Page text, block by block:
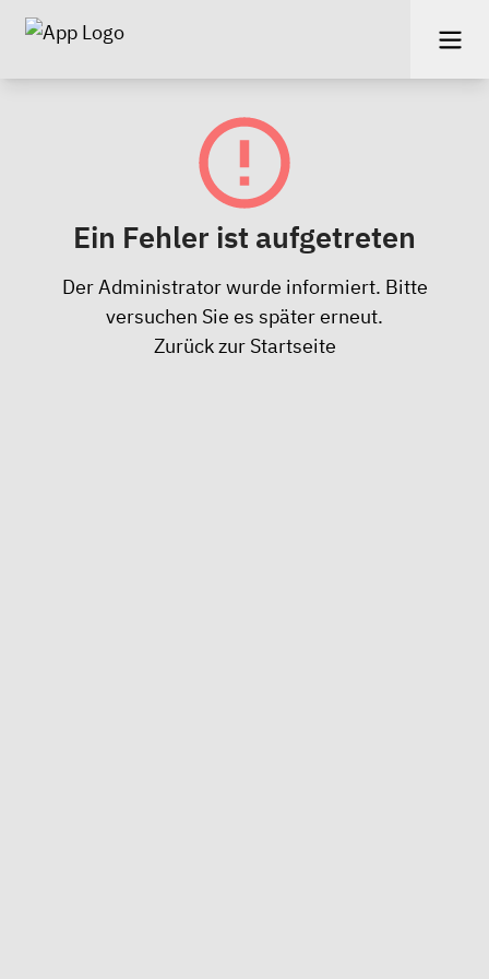
Ein Fehler ist aufgetreten
Der Administrator wurde informiert. Bitte
versuchen Sie es später erneut.
Zurück zur Startseite